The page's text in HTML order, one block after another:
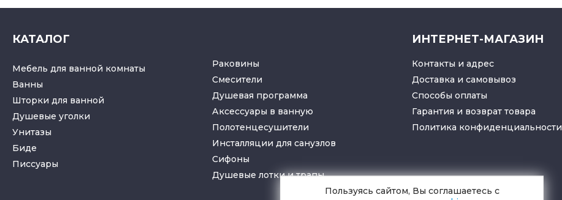
КАТАЛОГ
Мебель для ванной комнаты
Ванны
Шторки для ванной
Душевые уголки
Унитазы
Биде
Писсуары
Раковины
Смесители
Душевая программа
Аксессуары в ванную
Полотенцесушители
Инсталляции для санузлов
Cифоны
Душевые лоткиитрапы
ИНТЕРНЕТ-МАГАЗИН
Контакты и адрес
Доставка и самовывоз
Способы оплаты
Гарантия и возврат товара
Политика конфиденциальности
Пользуясь сайтом, Вы соглашаетесь с